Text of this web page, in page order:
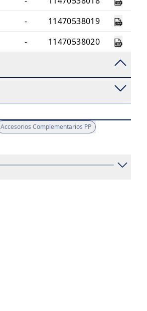
-
11470538019
- 11470538020
Accesorios Complementarios PP